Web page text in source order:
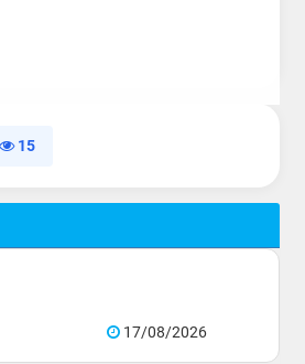
15
17/08/2026